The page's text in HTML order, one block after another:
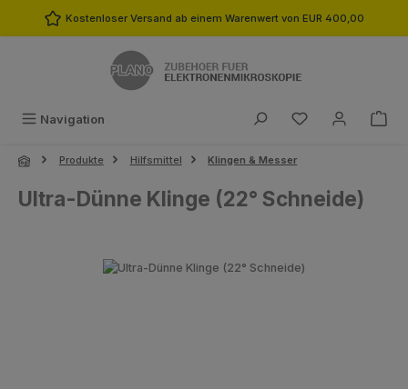
Zum Hauptinhalt springen
Kostenloser Versand ab einem Warenwert von EUR 400,00
Navigation Du hast 0
Produkte Hilfsmittel Klingen & Messer
Ultra-Dünne Klinge (22° Schneide)
Bildergalerie überspringen